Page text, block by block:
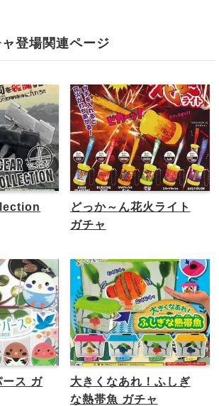
登場関連ページ
どっか～ん花火ライト
ガチャ
ース ガ
大きくなあれ！ふしぎ
な熱帯魚 ガチャ